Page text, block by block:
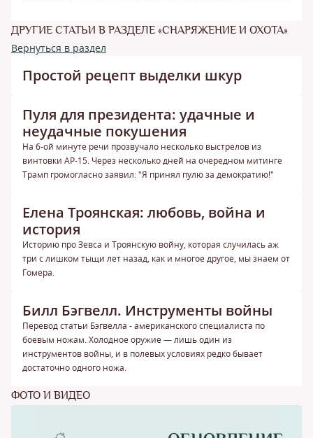
ДРУГИЕ СТАТЬИ В РАЗДЕЛЕ «СНАРЯЖЕНИЕ И ОХОТА»
Вернуться в раздел
Простой рецепт выделки шкур
Пуля для президента: удачные и
неудачные покушения
На 6-ой минуте речи прозвучало несколько выстрелов из
винтовки АР-15. Через несколько дней на очередном митинге
Трамп громогласно заявил: "Я принял пулю за демократию!"
Елена Троянская: любовь, война и
история
Историю про Зевса и Троянскую войну, которая случилась аж
три с лишком тыщи лет назад, как и многое другое, мы знаем от
Гомера.
Билл Бэгвелл. Инструменты войны
Перевод статьи Бэгвелла - американского специалиста по
боевым ножам. Холодное оружие — лишь один из
инструментов войны, и в полевых условиях редко бывает
достаточно одного ножа.
ФОТО И ВИДЕО